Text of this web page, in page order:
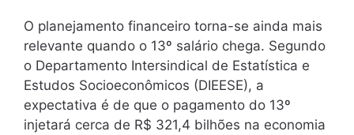
O planejamento financeiro torna-se ainda mais
relevante quando o 13º salário chega. Segundo
o Departamento Intersindical de Estatística e
Estudos Socioeconômicos (DIEESE), a
expectativa é de que o pagamento do 13º
injetará cerca de R$ 321,4 bilhões na economia